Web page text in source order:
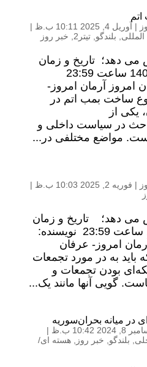
| آوریل 4, 2025 10:11 ب.ظ
|
بلندگو تیتر2 خبر روز
می دهد؛ تاریخ و زمان
ارسال: 15 فروردین 1404 ساعت 23:59
امروز آرمان امروز-
ساخت بمب اتم در
یکی از
در سیاست داخلی و
مواضع مختلفی در...
| فوریه 2, 2025 10:03 ب.ظ
|
می دهد؛ تاریخ و زمان
ارسال: 14 بهمن 1403 ساعت 23:59 نویسنده:
امروز- عرفان
باید به در مورد تجمعات
بودن تجمعات و
گویی آنها مانند یک...
در میانه بحران‌سوریه
2024 10:42 ب.ظ
|
بلندگو خبر روز
هسته ای/